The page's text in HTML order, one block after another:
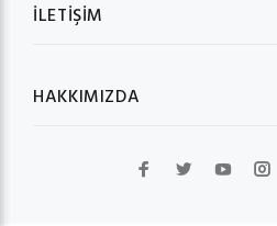
İLETİŞİM
HAKKIMIZDA